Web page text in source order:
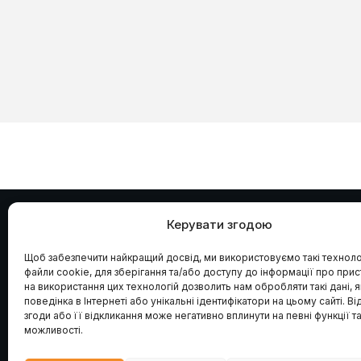
Керувати згодою
Щоб забезпечити найкращий досвід, ми використовуємо такі
файли cookie, для зберігання та/або доступу до інформації про
на використання цих технологій дозволить нам обробляти такі дані,
поведінка в Інтернеті або унікальні ідентифікатори на цьому сайті.
згоди або її відкликання може негативно вплинути на певні функції та
можливості.
Офіційне представництво заводу Çift Kartal в
Україні. Проєктування, постачання та монтаж
сучасного борошномельного обладнання під
ключ. Надійна техніка для вашого бізнесу.